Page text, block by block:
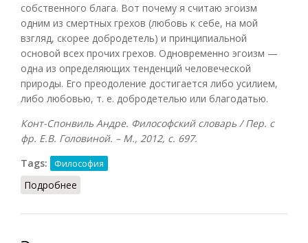
собственного блага. Вот почему я считаю эгоизм
одним из смертных грехов (любовь к себе, на мой
взгляд, скорее добродетель) и принципиальной
основой всех прочих грехов. Одновременно эгоизм —
одна из определяющих тенденций человеческой
природы. Его преодоление достигается либо усилием,
либо любовью, т. е. добродетелью или благодатью.
Конт-Спонвиль Андре. Философский словарь / Пер. с
фр. Е.В. Головиной. – М., 2012, с. 697.
Tags:
Философия
Подробнее